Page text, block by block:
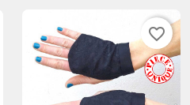
favorite_border